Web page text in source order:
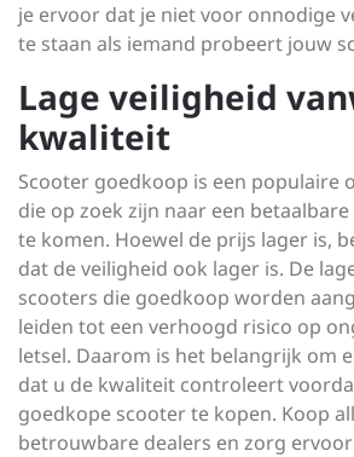
je ervoor dat je niet voor onnodige
te staan als iemand probeert jouw
Lage veiligheid
kwaliteit
Scooter goedkoop is een populaire
die op zoek zijn naar een
te komen. Hoewel de prijs lager is,
dat de veiligheid ook lager is. De
scooters die goedkoop worden
leiden tot een verhoogd risico op
letsel. Daarom is het belangrijk om
dat u de kwaliteit controleert
goedkope scooter te kopen. Koop
betrouwbare dealers en zorg